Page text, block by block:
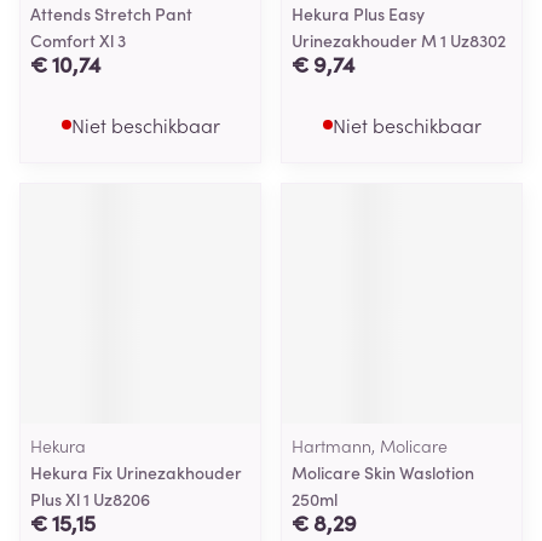
Attends Stretch Pant
Comfort Xl 3
€ 10,74
Niet beschikbaar
Hekura Plus Easy
Urinezakhouder M 1 Uz8302
€ 9,74
Niet beschikbaar
Hekura
Hekura Fix Urinezakhouder
Plus Xl 1 Uz8206
€ 15,15
Hartmann, Molicare
Molicare Skin Waslotion
250ml
€ 8,29